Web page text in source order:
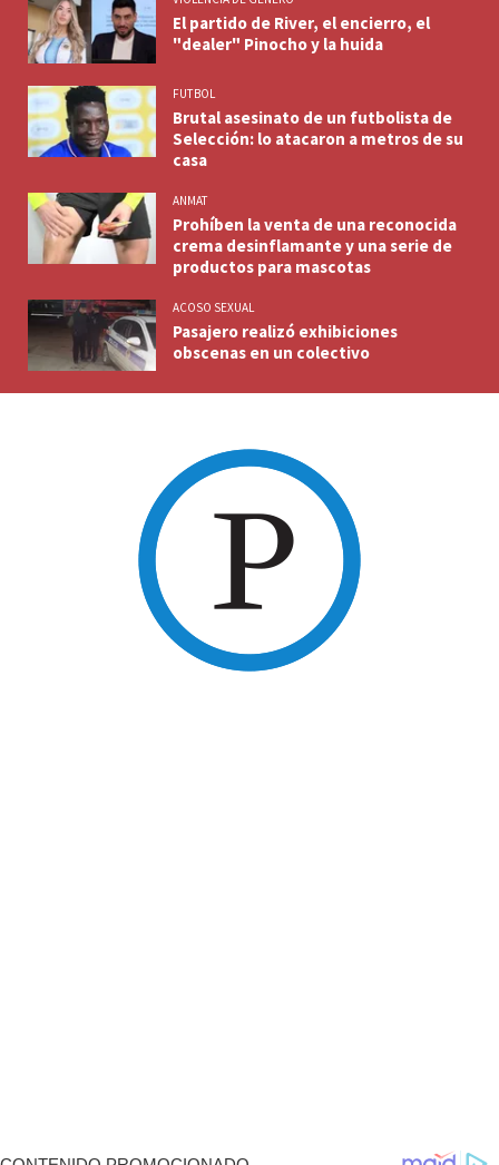
El partido de River, el encierro, el
"dealer" Pinocho y la huida
FUTBOL
Brutal asesinato de un futbolista de
Selección: lo atacaron a metros de su
casa
ANMAT
Prohíben la venta de una reconocida
crema desinflamante y una serie de
productos para mascotas
ACOSO SEXUAL
Pasajero realizó exhibiciones
obscenas en un colectivo